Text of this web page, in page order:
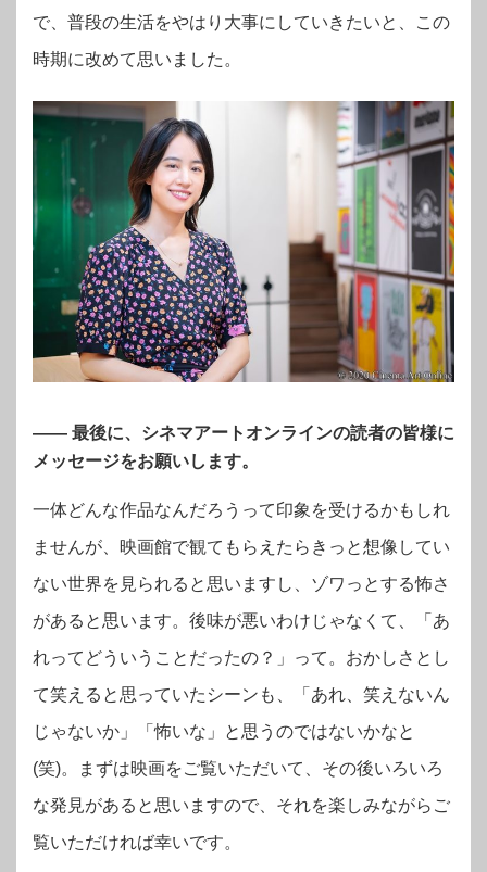
で、普段の生活をやはり大事にしていきたいと、この
時期に改めて思いました。
—— 最後に、シネマアートオンラインの読者の皆様に
メッセージをお願いします。
一体どんな作品なんだろうって印象を受けるかもしれ
ませんが、映画館で観てもらえたらきっと想像してい
ない世界を見られると思いますし、ゾワっとする怖さ
があると思います。後味が悪いわけじゃなくて、「あ
れってどういうことだったの？」って。おかしさとし
て笑えると思っていたシーンも、「あれ、笑えないん
じゃないか」「怖いな」と思うのではないかなと
(笑)。まずは映画をご覧いただいて、その後いろいろ
な発見があると思いますので、それを楽しみながらご
覧いただければ幸いです。